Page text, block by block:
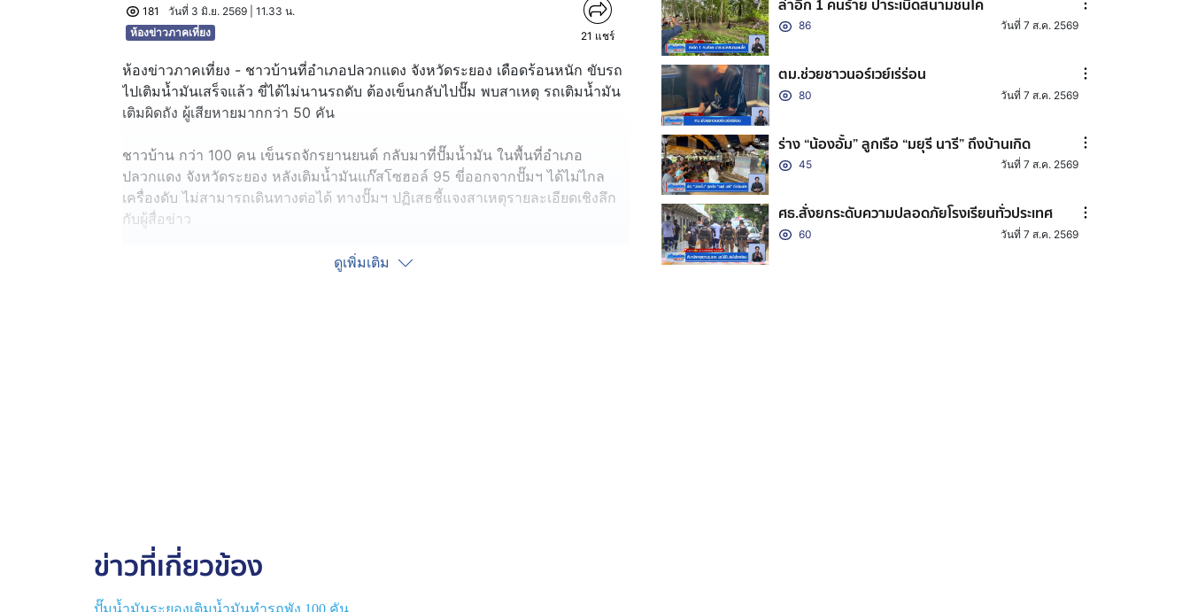
181
วันที่ 3 มิ.ย. 2569 | 11.33 น.
ห้องข่าวภาคเที่ยง
21 แชร์
ห้องข่าวภาคเที่ยง - ชาวบ้านที่อำเภอปลวกแดง จังหวัดระยอง เดือดร้อนหนัก ขับรถ
ไปเติมน้ำมันเสร็จแล้ว ขี่ได้ไม่นานรถดับ ต้องเข็นกลับไปปั๊ม พบสาเหตุ รถเติมน้ำมัน
เติมผิดถัง ผู้เสียหายมากกว่า 50 คัน
ชาวบ้าน กว่า 100 คน เข็นรถจักรยานยนต์ กลับมาที่ปั๊มน้ำมัน ในพื้นที่อำเภอ
ปลวกแดง จังหวัดระยอง หลังเติมน้ำมันแก๊สโซฮอล์ 95 ขี่ออกจากปั๊มฯ ได้ไม่ไกล
เครื่องดับ ไม่สามารถเดินทางต่อได้ ทางปั๊มฯ ปฏิเสธชี้แจงสาเหตุรายละเอียดเชิงลึก
กับผู้สื่อข่าว
แต่ยอมรับว่า เกิดข้อผิดพลาดจากการขนส่ง โหลดน้ำมันลงถัง นำน้ำมันดีเซล ไปผสม
ขณะที่เจ้าของรถคันหนึ่ง บอกว่า ตนเติมน้ำมันแก๊สโซฮอล์ 95 จากนั้นก็ขับรถไป
ตลาด และกลับมาจอดที่บ้านอยู่ติดกับปั๊มน้ำมัน ช่วงแรกก็เห็นรถจักรยานยนต์เข็น
ดูเพิ่มเติม
ล่าอีก 1 คนร้าย ปาระเบิดสนามชนโค
86 วันที่ 7 ส.ค. 2569
ตม.ช่วยชาวนอร์เวย์เร่ร่อน
80 วันที่ 7 ส.ค. 2569
ร่าง “น้องอั้ม” ลูกเรือ “มยุรี นารี” ถึงบ้านเกิด
45 วันที่ 7 ส.ค. 2569
ศธ.สั่งยกระดับความปลอดภัยโรงเรียนทั่วประเทศ
60 วันที่ 7 ส.ค. 2569
ข่าวที่เกี่ยวข้อง
ปั๊มน้ำมันระยองเติมน้ำมันทำรถพัง 100 คัน